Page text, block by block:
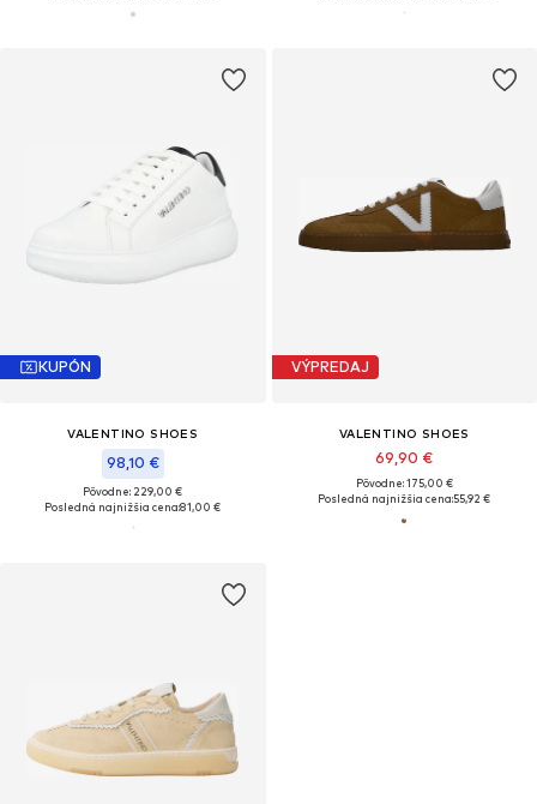
KUPÓN
VALENTINO SHOES
98,10 €
Pôvodne: 229,00 €
Posledná najnižšia cena:81,00 €
VÝPREDAJ
VALENTINO SHOES
69,90 €
Pôvodne: 175,00 €
Posledná najnižšia cena:55,92 €